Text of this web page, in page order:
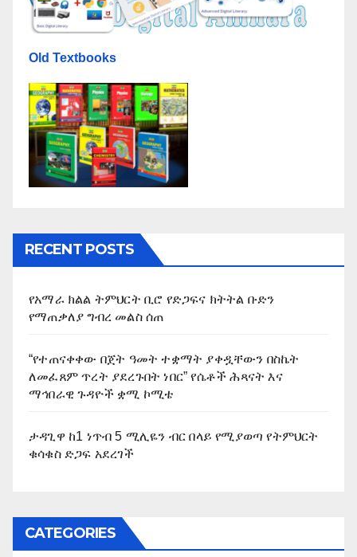
Old Textbooks
RECENT POSTS
የአማራ ክልል ትምህርት ቢሮ የድጋፍና ክትትል ቡድን
የማጠቃለያ ግብረ መልስ ሰጠ
“የተጠናቀቀው በጀት ዓመት ተቋማት ያቀዷቸውን በስኬት
ለመፈጸም ጥረት ያደረጉበት ነበር” የሴቶች ሕጻናት እና
ማኅበራዊ ጉዳዮች ቋሚ ኮሚቴ
ታዳጊዋ ከ1 ነጥብ 5 ሚሊዬን ብር በላይ የሚያወጣ የትምህርት
ቁሳቁስ ድጋፍ አደረገች
CATEGORIES